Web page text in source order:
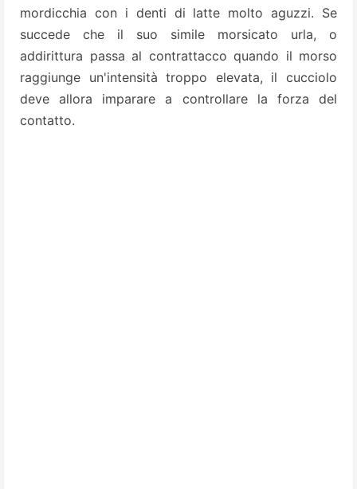
mordicchia con i denti di latte molto aguzzi. Se
succede che il suo simile morsicato urla, o
addirittura passa al contrattacco quando il morso
raggiunge un'intensità troppo elevata, il cucciolo
deve allora imparare a controllare la forza del
contatto.